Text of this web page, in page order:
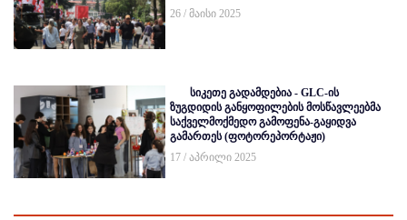
26 / მაისი 2025
სიკეთე გადამდებია - GLC-ის
ზუგდიდის განყოფილების მოსწავლეებმა
საქველმოქმედო გამოფენა-გაყიდვა
გამართეს (ფოტორეპორტაჟი)
17 / აპრილი 2025